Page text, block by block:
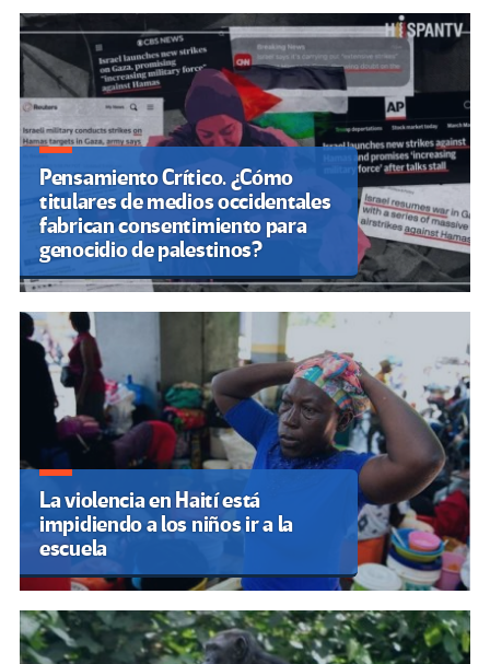
Pensamiento Crítico. ¿Cómo
titulares de medios occidentales
fabrican consentimiento para
genocidio de palestinos?
La violencia en Haití está
impidiendo a los niños ir a la
escuela